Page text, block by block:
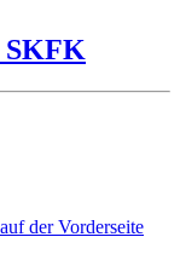
SKFK